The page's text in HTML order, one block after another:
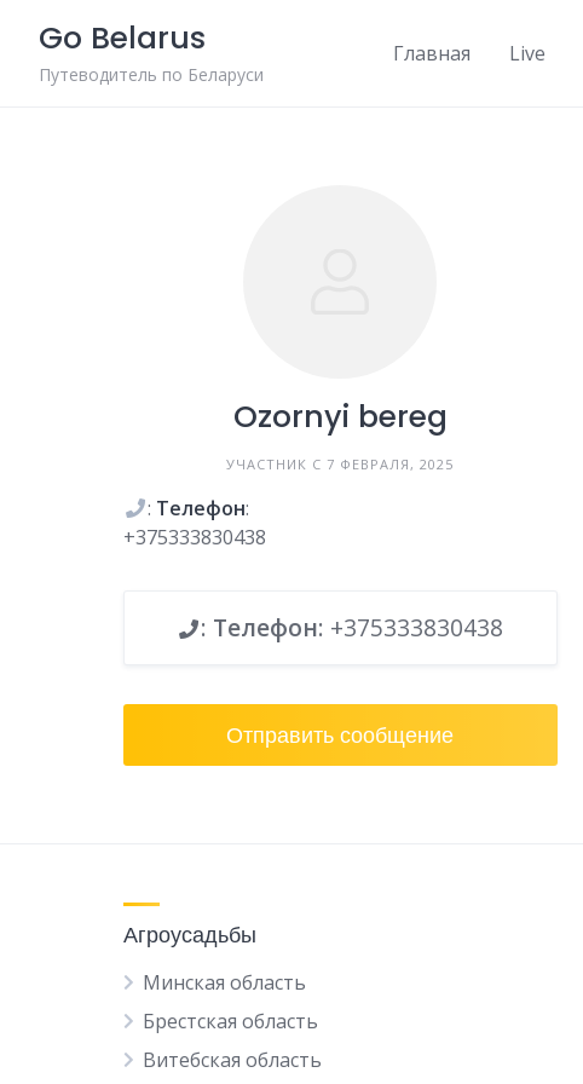
content
Go Belarus
Путеводитель по Беларуси
Главная Live
Ozornyi bereg
УЧАСТНИК С 7 ФЕВРАЛЯ, 2025
: Телефон:
+375333830438
: Телефон: +375333830438
Отправить сообщение
Агроусадьбы
Минская область
Брестская область
Витебская область